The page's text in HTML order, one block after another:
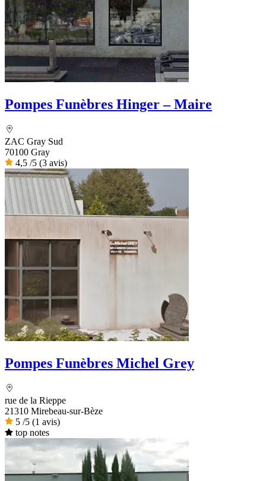
Pompes Funèbres Hinger – Maire
ZAC Gray Sud
70100 Gray
4,5 /5 (3 avis)
Pompes Funèbres Michel Grey
rue de la Rieppe
21310 Mirebeau-sur-Bèze
5 /5 (1 avis)
top notes